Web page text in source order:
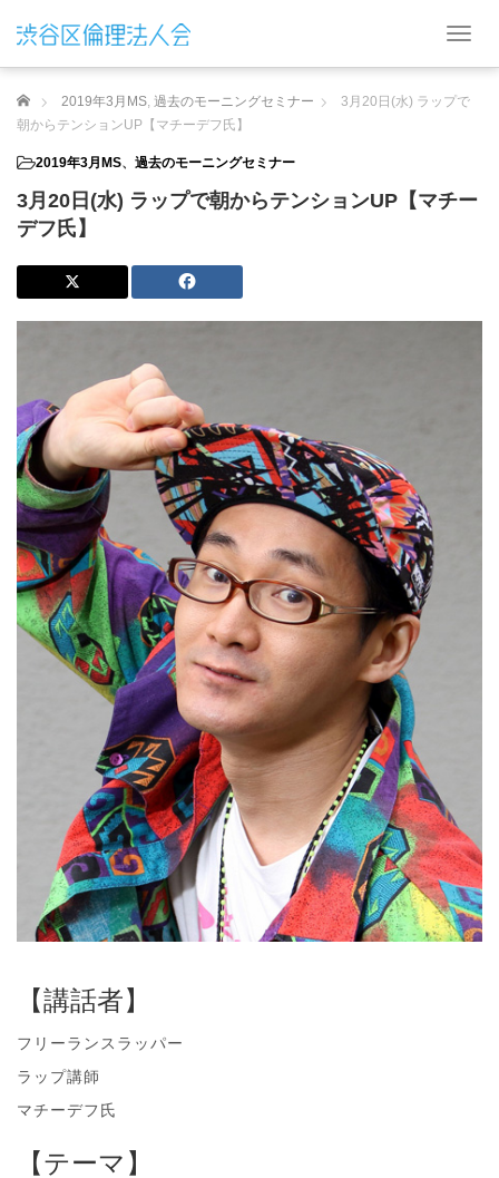
T
g
i
ホーム 2019年3月MS, 過去のモーニングセミナー
3月20日(水) ラップで
朝からテンションUP【マチーデフ氏】
2019年3月MS、 過去のモーニングセミナー
3月20日(水) ラップで朝からテンションUP【マチー
デフ氏】
【講話者】
フリーランスラッパー
ラップ講師
マチーデフ氏
【テーマ】